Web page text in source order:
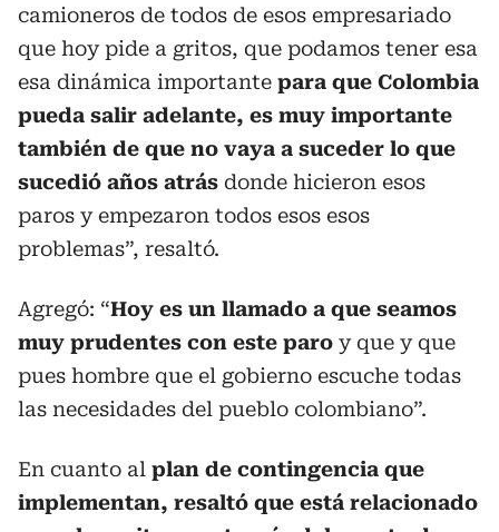
camioneros de todos de esos empresariado
que hoy pide a gritos, que podamos tener esa
esa dinámica importante para que Colombia
pueda salir adelante, es muy importante
también de que no vaya a suceder lo que
sucedió años atrás donde hicieron esos
paros y empezaron todos esos esos
problemas”, resaltó.
Agregó: “Hoy es un llamado a que seamos
muy prudentes con este paro y que y que
pues hombre que el gobierno escuche todas
las necesidades del pueblo colombiano”.
En cuanto al plan de contingencia que
implementan, resaltó que está relacionado